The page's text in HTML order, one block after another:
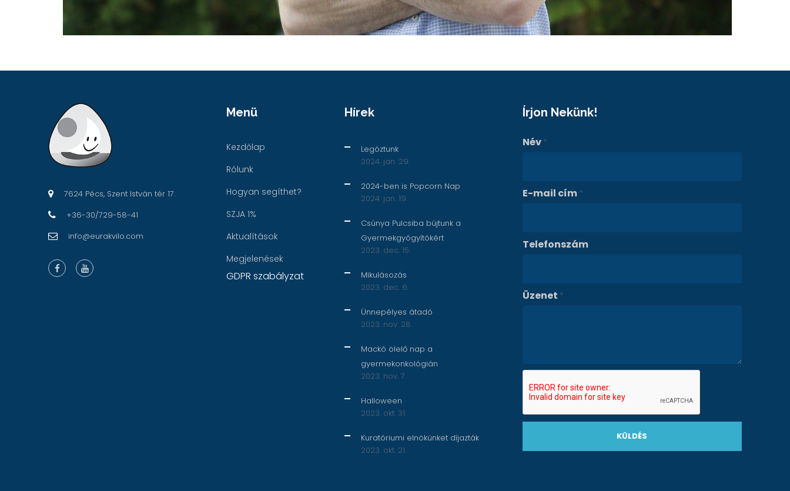
7624 Pécs, Szent István tér 17.
+36-30/729-58-41
info@eurakvilo.com
Menü
Kezdőlap
Rólunk
Hogyan segíthet?
SZJA 1%
Aktualítások
Megjelenések
GDPR szabályzat
Hírek
Legóztunk
2024. jan. 29.
2024-ben is Popcorn Nap
2024. jan. 19.
Csúnya Pulcsiba bújtunk a
Gyermekgyógyítókért
2023. dec. 15.
Mikulásozás
2023. dec. 6.
Ünnepélyes átadó
2023. nov. 28.
Mackó ölelő nap a
gyermekonkológián
2023. nov. 7.
Halloween
2023. okt. 31.
Kuratóriumi elnökünket díjazták
2023. okt. 21.
Írjon Nekünk!
Név *
E-mail cím *
Telefonszám
Üzenet *
KÜLDÉS